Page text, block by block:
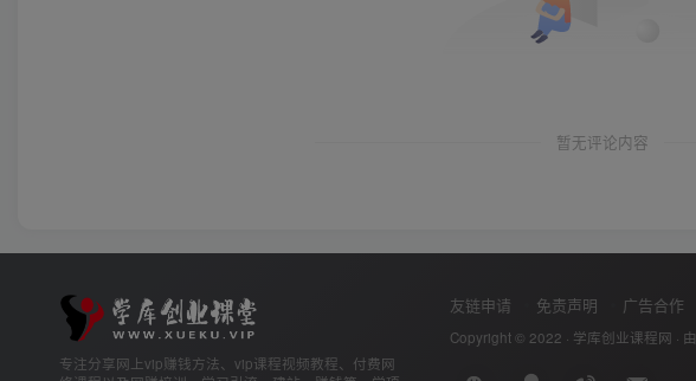
暂无评论内容
专注分享网上vip赚钱方法、vip课程视频教程、付费网
友链申请 免责声明 广告合作
Copyright © 2022 · 学库创业课程网 · 由